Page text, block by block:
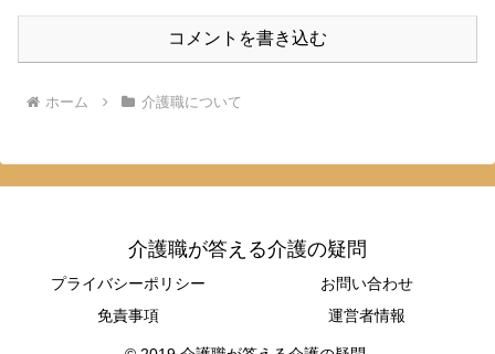
コメントを書き込む
ホーム 介護職について
介護職が答える介護の疑問
プライバシーポリシー
お問い合わせ
免責事項
運営者情報